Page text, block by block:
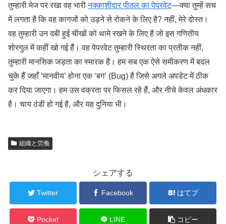
तुम्हारी मेज पर रखा वह भारीनक्काशीदार पीतल का पेपरवेट—क्या तुम्हें सच
में लगता है कि वह कागजों को उड़ने से रोकने के लिए है? नहीं, मेरे दोस्त।
वह तुम्हारी उन दबी हुई चीखों को थामे रखने के लिए है जो इस गणितीय
शोरगुल में कहीं खो गई हैं। वह पेपरवेट तुम्हारी स्थिरता का प्रतीक नहीं,
तुम्हारी मानसिक जड़ता का स्मारक है। हम सब एक ऐसे समीकरण में बदल
चुके हैं जहाँ ‘मानवीय’ होना एक ‘बग’ (Bug) है जिसे अगले अपडेट में ठीक
कर दिया जाएगा। हम उस वक्रता पर फिसल रहे हैं, और नीचे केवल अंधकार
है। चाय ठंडी हो गई है, और यह दुनिया भी।
組織と労働
シェアする
Twitter Facebook はてブ
Pocket LINE コピー